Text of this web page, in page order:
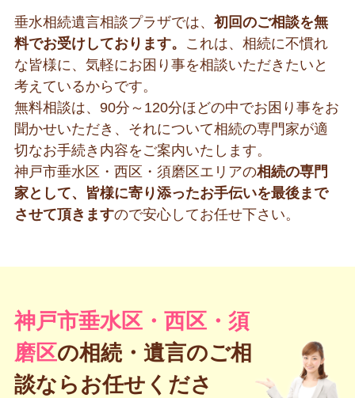
垂水相続遺言相談プラザでは、 初回のご相談を無
料でお受けしております。
これは、相続に不慣れ
な皆様に、気軽にお困り事を相談いただきたいと
考えているからです。
無料相談は、90分～120分ほどの中でお困り事をお
聞かせいただき、それについて相続の専門家が適
切なお手続き内容をご案内いたします。
神戸市垂水区・西区・須磨区エリアの相続の専門
家として、皆様に寄り添ったお手伝いを最後まで
させて頂きますので安心してお任せ下さい。
神戸市垂水区・西区・須
磨区の相続・遺言のご相
談ならお任せくださ